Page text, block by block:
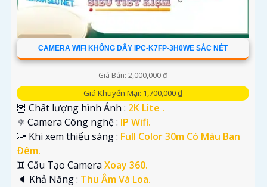
CAMERA WIFI KHÔNG DÂY IPC-K7FP-3H0WE SẮC NÉT
Giá Bán: 2,000,000 ₫
Giá Khuyến Mại: 1,700,000 ₫
🦉 Chất lượng hình Ảnh : 2K Lite .
⚛️ Camera Công nghệ : IP Wifi.
🔦 Khi xem thiếu sáng : Full Color 30m Có Màu Ban
Ðêm.
♊ Cấu Tạo Camera Xoay 360.
️🔈 Khả Năng : Thu Âm Và Loa.